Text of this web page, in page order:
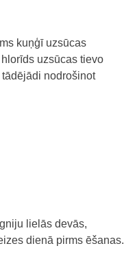
kuņģī uzsūcas
uzsūcas tievo
nodrošinot
lielās devās,
dienā pirms ēšanas.